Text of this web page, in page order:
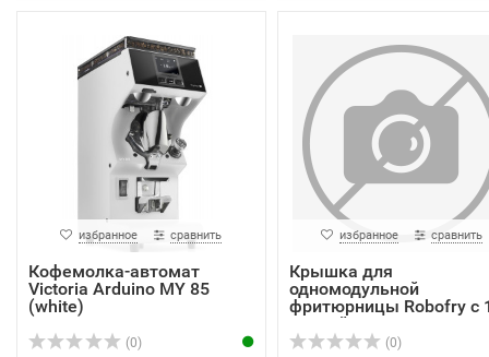
избранное сравнить
Кофемолка-автомат
Victoria Arduino MY 85
(white)
(0)
избранное сравнить
Крышка для
одномодульной
фритюрницы Robofry с
ванной Ro...
(0)